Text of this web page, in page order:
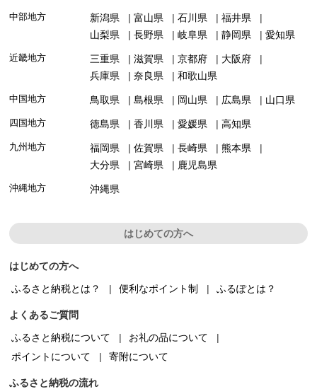
中部地方 新潟県 富山県 石川県
福井県
山梨県
長野県 岐阜県 静岡県 愛知県
近畿地方 三重県 滋賀県 京都府
大阪府
兵庫県
奈良県 和歌山県
中国地方 鳥取県 島根県 岡山県 広島県 山口県
四国地方 徳島県 香川県 愛媛県 高知県
九州地方 福岡県 佐賀県 長崎県
熊本県
大分県
宮崎県 鹿児島県
沖縄地方 沖縄県
はじめての方へ
はじめての方へ
ふるさと納税とは？
便利なポイント制 ふるぽとは？
よくあるご質問
ふるさと納税について
お礼の品について
ポイントについて
寄附について
ふるさと納税の流れ